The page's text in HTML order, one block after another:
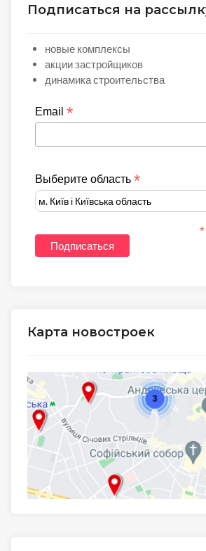
Подписаться на
новые комплексы
акции застройщиков
динамика строительства
Email *
Выберите область *
*
Карта новостроек